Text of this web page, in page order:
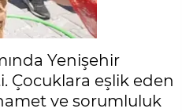
Yenişehir
Çocuklara eşlik eden
ve sorumluluk